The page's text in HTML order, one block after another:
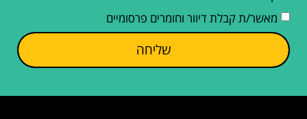
מאשר/ת קבלת דיוור וחומרים פרסומיים
שליחה